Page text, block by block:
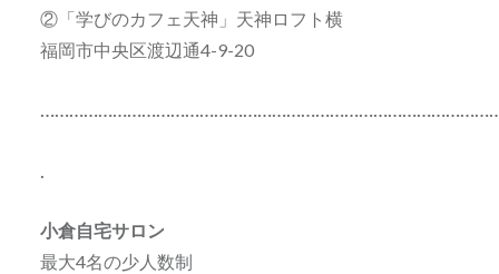
②「学びのカフェ天神」天神ロフト横
福岡市中央区渡辺通4-9-20
.
小倉自宅サロン
最大4名の少人数制